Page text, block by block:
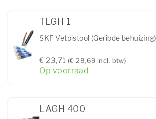
TLGH 1
SKF Vetpistool (Geribde behuizing)
€ 23,71 (€ 28,69 incl. btw)
Op voorraad
LAGH 400